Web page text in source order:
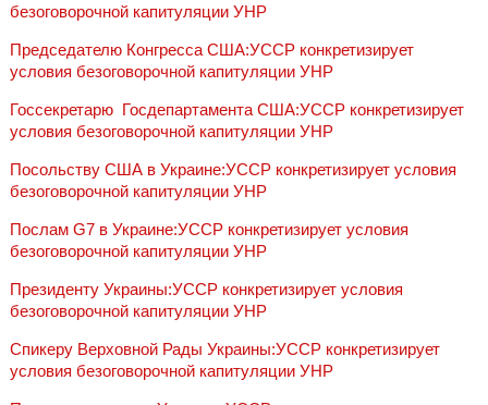
безоговорочной капитуляции УНР
Председателю Конгресса США:УССР конкретизирует
условия безоговорочной капитуляции УНР
Госсекретарю‎ ‎ Госдепартамента США:УССР конкретизирует
условия безоговорочной капитуляции УНР
Посольству США в Украине:УССР конкретизирует условия
безоговорочной капитуляции УНР
Послам G7 в Украине:УССР конкретизирует условия
безоговорочной капитуляции УНР
Президенту Украины:УССР конкретизирует условия
безоговорочной капитуляции УНР
Спикеру Верховной Рады Украины:УССР конкретизирует
условия безоговорочной капитуляции УНР